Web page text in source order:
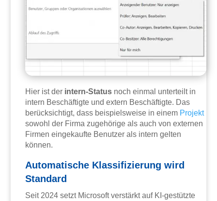
Hier ist der intern-Status noch einmal unterteilt in
intern Beschäftigte und extern Beschäftigte. Das
berücksichtigt, dass beispielsweise in einem Projekt
sowohl der Firma zugehörige als auch von externen
Firmen eingekaufte Benutzer als intern gelten
können.
Automatische Klassifizierung wird
Standard
Seit 2024 setzt Microsoft verstärkt auf KI-gestützte